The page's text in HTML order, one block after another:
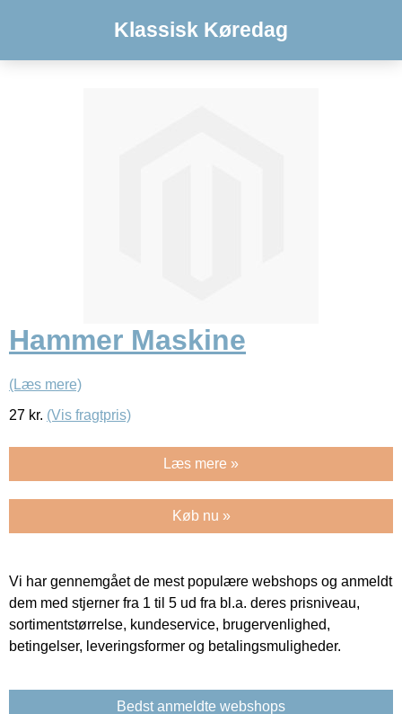
Klassisk Køredag
Hammer Maskine
(Læs mere)
27 kr. (Vis fragtpris)
Læs mere »
Køb nu »
Vi har gennemgået de mest populære webshops og anmeldt
dem med stjerner fra 1 til 5 ud fra bl.a. deres prisniveau,
sortimentstørrelse, kundeservice, brugervenlighed,
betingelser, leveringsformer og betalingsmuligheder.
Bedst anmeldte webshops